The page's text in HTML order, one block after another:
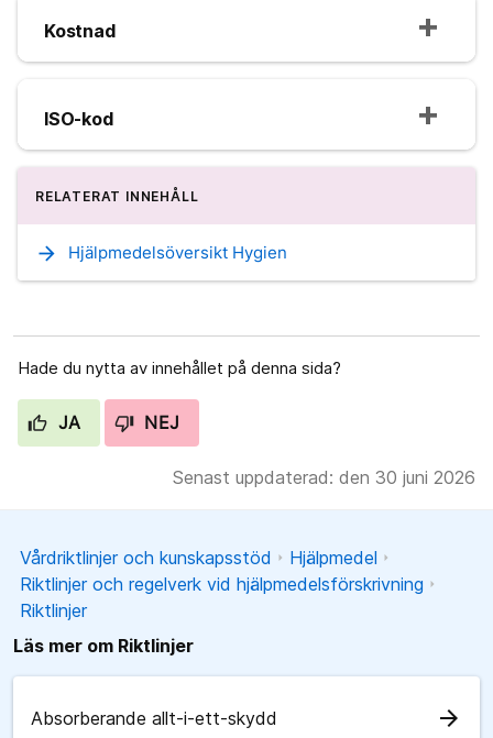
Kostnad
ISO-kod
RELATERAT INNEHÅLL
arrow_forward Hjälpmedelsöversikt Hygien
Hade du nytta av innehållet på denna sida?
JA NEJ
Senast uppdaterad: den 30 juni 2026
Vårdriktlinjer och kunskapsstöd
Hjälpmedel
Riktlinjer och regelverk vid hjälpmedelsförskrivning
Riktlinjer
Läs mer om Riktlinjer
Absorberande allt-i-ett-skydd arrow_forward